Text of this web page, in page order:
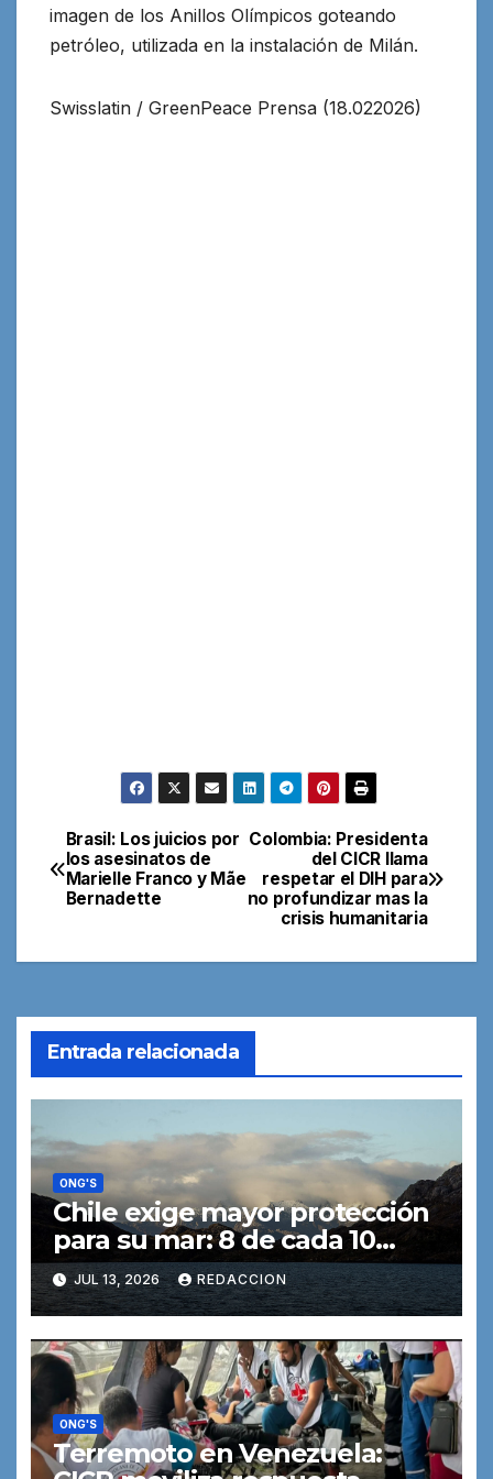
imagen de los Anillos Olímpicos goteando
petróleo, utilizada en la instalación de Milán.
Swisslatin / GreenPeace Prensa (18.022026)
Navegación
de
Colombia: Presidenta
del CICR llama
respetar el DIH para
no profundizar mas la
crisis humanitaria
Brasil: Los juicios por
los asesinatos de
Marielle Franco y Mãe
Bernadette
Entrada relacionada
ONG'S
Chile exige mayor protección
para su mar: 8 de cada 10
personas creen que la
conservación debe ser
prioridad en las costas
JUL 13, 2026 REDACCION
ONG'S
Terremoto en Venezuela: